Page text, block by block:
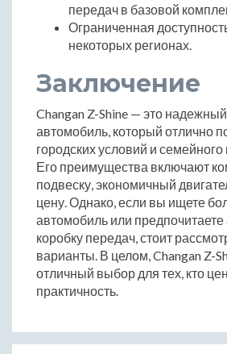
передач в базовой
Ограниченная
некоторых регионах.
Заключение
Changan Z-Shine — это
автомобиль, который отлично
городских условий и семейного
Его преимущества включают
подвеску, экономичный
цену. Однако, если вы ищете
автомобиль или
коробку передач, стоит
варианты. В целом, Changan Z-
отличный выбор для тех, кто
практичность.